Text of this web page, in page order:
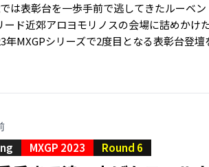
は表彰台を一歩手前で逃してきたルーベ
ード近郊アロヨモリノスの会場に詰めかけ
年MXGPシリーズで2度目となる表彰台登壇
MXGP 2023 Round 6